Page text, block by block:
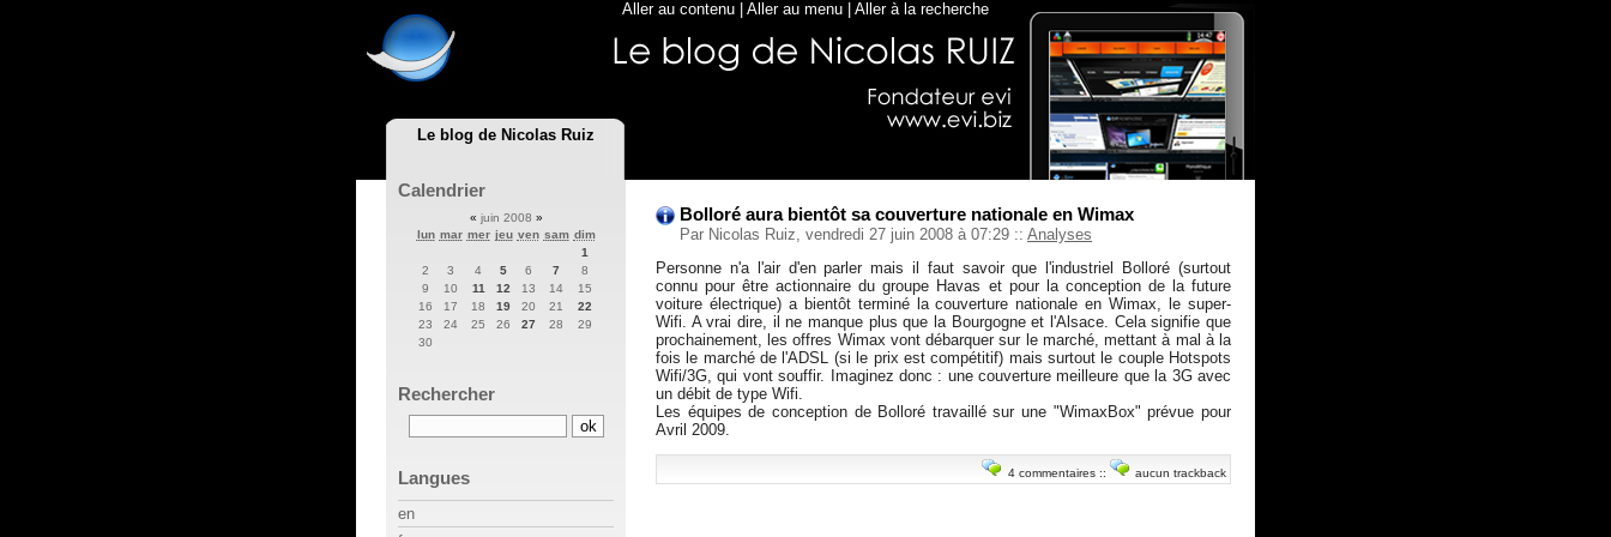
Le blog de Nicolas Ruiz
Aller au contenu Aller au menu Aller à la recherche
Bolloré aura bientôt sa couverture nationale en Wimax
Par Nicolas Ruiz, vendredi 27 juin 2008 à 07:29 :: Analyses
Personne n'a l'air d'en parler mais il faut savoir que l'industriel Bolloré (surtout
connu pour être actionnaire du groupe Havas et pour la conception de la future
voiture électrique) a bientôt terminé la couverture nationale en Wimax, le super-
Wifi. A vrai dire, il ne manque plus que la Bourgogne et l'Alsace. Cela signifie que
prochainement, les offres Wimax vont débarquer sur le marché, mettant à mal à la
fois le marché de l'ADSL (si le prix est compétitif) mais surtout le couple Hotspots
Wifi/3G, qui vont souffir. Imaginez donc : une couverture meilleure que la 3G avec
un débit de type Wifi.
Les équipes de conception de Bolloré travaillé sur une "WimaxBox" prévue pour
Avril 2009.
4 commentaires :: aucun trackback
Calendrier
« juin 2008 »
lun mar mer jeu ven sam dim
1
2
3 4 5 6 7
8
9
10 11 12 13 14
15
16
17 18 19 20 21
22
23
24 25 26 27 28
29
30
Rechercher
Langues
en